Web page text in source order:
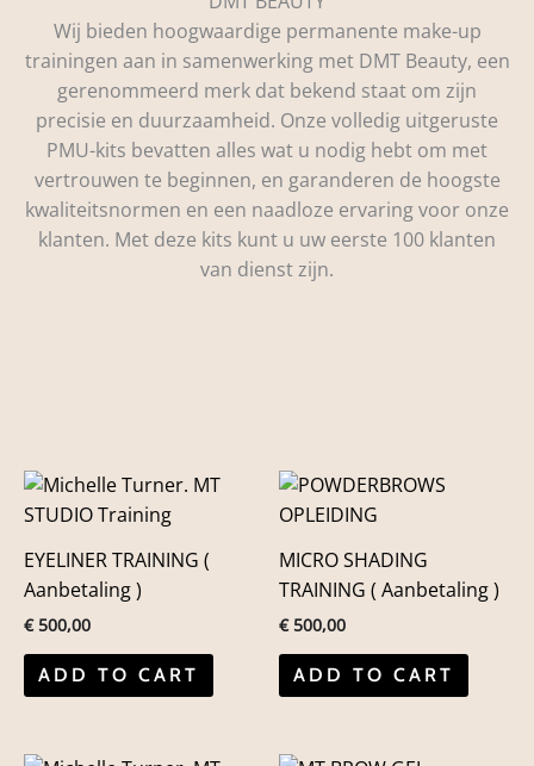
Wij bieden hoogwaardige permanente make-up
trainingen aan in samenwerking met DMT Beauty, een
gerenommeerd merk dat bekend staat om zijn
precisie en duurzaamheid. Onze volledig uitgeruste
PMU-kits bevatten alles wat u nodig hebt om met
vertrouwen te beginnen, en garanderen de hoogste
kwaliteitsnormen en een naadloze ervaring voor onze
klanten. Met deze kits kunt u uw eerste 100 klanten
van dienst zijn.
EYELINER TRAINING (
Aanbetaling )
€500,00
ADD TO CART
MICRO SHADING
TRAINING ( Aanbetaling )
€500,00
ADD TO CART